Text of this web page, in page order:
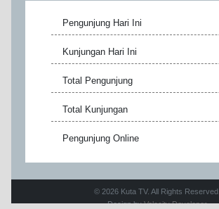
Pengunjung Hari Ini
Kunjungan Hari Ini
Total Pengunjung
Total Kunjungan
Pengunjung Online
© 2026 Kuta TV. All Rights Reserved.
Design byVelocity Developer